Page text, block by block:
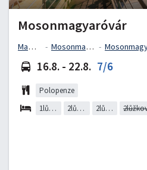
Mosonmagyaróvár
Maďarsko Mosonmagyaróvár
16.8. - 22.8. 7/6
Polopenze
1lůžkový pokoj bez balkonu
2lůžkový pokoj bez balkonu 2lůžkový pokoj s TERASOU